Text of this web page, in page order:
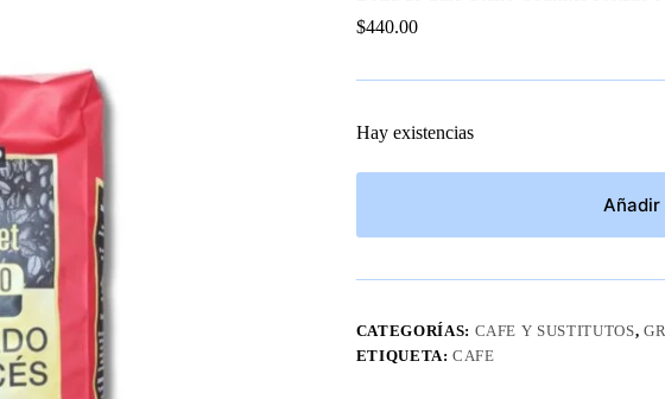
$440.00
Hay existencias
CATEGORÍAS: CAFE Y SUSTITUTOS,
ETIQUETA:CAFE